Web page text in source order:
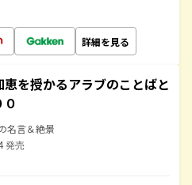
詳細を見る
恵を授かるアラブのことばと
名言＆絶景
発売